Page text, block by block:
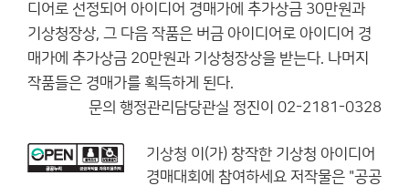
디어로 선정되어 아이디어 경매가에 추가상금 30만원과
기상청장상, 그 다음 작품은 버금 아이디어로 아이디어 경
매가에 추가상금 20만원과 기상청장상을 받는다. 나머지
작품들은 경매가를 획득하게 된다.
문의 행정관리담당관실 정진이 02-2181-0328
기상청 이(가) 창작한 기상청 아이디어
경매대회에 참여하세요 저작물은 "공공